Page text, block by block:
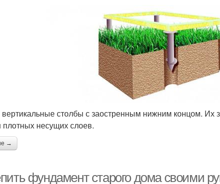
столбы с заостренным нижним концом. Их
плотных несущих слоев.
→
фундамент старого дома своими